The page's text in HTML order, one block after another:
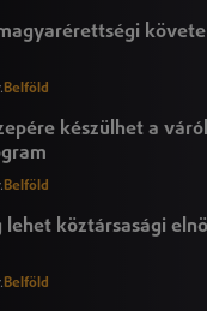
Belföld
készülhet a
Belföld
lehet köztársasági
Belföld